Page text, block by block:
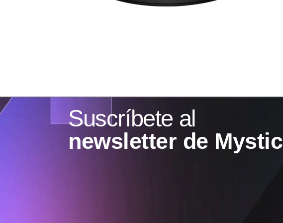
Suscríbete al
newsletter de Mystic